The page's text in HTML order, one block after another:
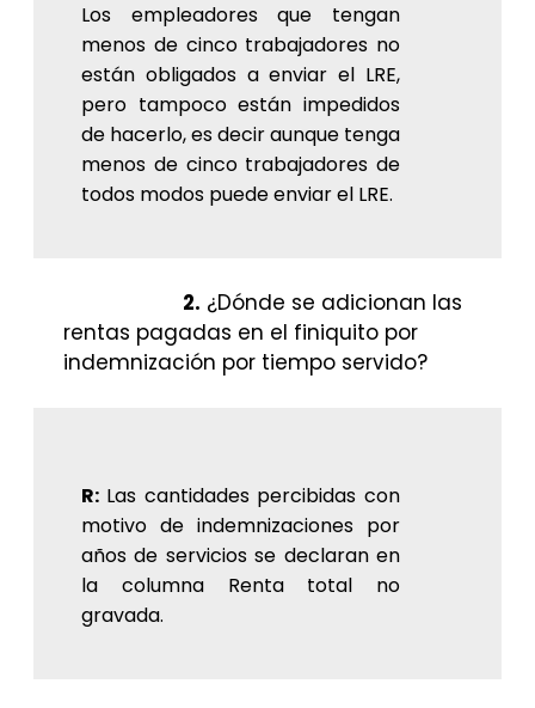
Los empleadores que tengan
menos de cinco trabajadores no
están obligados a enviar el LRE,
pero tampoco están impedidos
de hacerlo, es decir aunque tenga
menos de cinco trabajadores de
todos modos puede enviar el LRE.
2. ¿Dónde se adicionan las
rentas pagadas en el finiquito por
indemnización por tiempo servido?
R: Las cantidades percibidas con
motivo de indemnizaciones por
años de servicios se declaran en
la columna Renta total no
gravada.